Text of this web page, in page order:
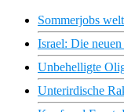
Sommerjobs
Israel: Die
Unbehelligte
Unterirdische